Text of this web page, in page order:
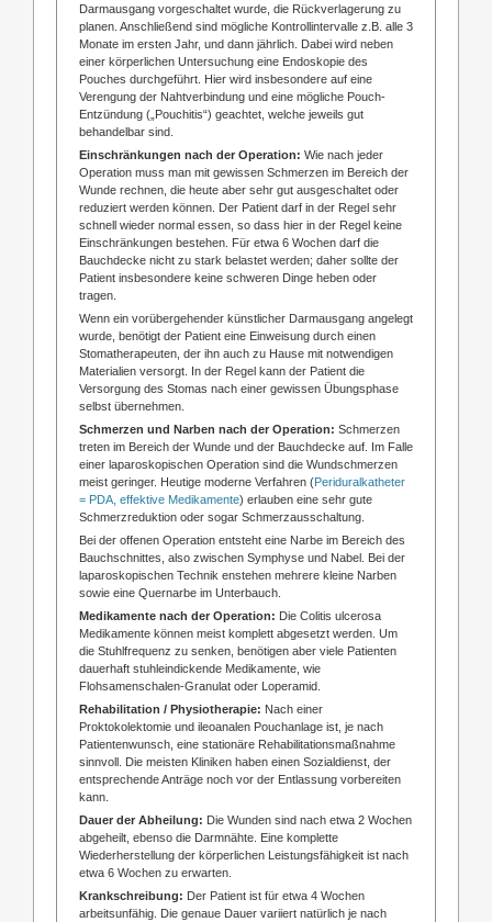
Darmausgang vorgeschaltet wurde, die Rückverlagerung zu
planen. Anschließend sind mögliche Kontrollintervalle z.B. alle 3
Monate im ersten Jahr, und dann jährlich. Dabei wird neben
einer körperlichen Untersuchung eine Endoskopie des
Pouches durchgeführt. Hier wird insbesondere auf eine
Verengung der Nahtverbindung und eine mögliche Pouch-
Entzündung („Pouchitis“) geachtet, welche jeweils gut
behandelbar sind.
Einschränkungen nach der Operation: Wie nach jeder
Operation muss man mit gewissen Schmerzen im Bereich der
Wunde rechnen, die heute aber sehr gut ausgeschaltet oder
reduziert werden können. Der Patient darf in der Regel sehr
schnell wieder normal essen, so dass hier in der Regel keine
Einschränkungen bestehen. Für etwa 6 Wochen darf die
Bauchdecke nicht zu stark belastet werden; daher sollte der
Patient insbesondere keine schweren Dinge heben oder
tragen.
Wenn ein vorübergehender künstlicher Darmausgang angelegt
wurde, benötigt der Patient eine Einweisung durch einen
Stomatherapeuten, der ihn auch zu Hause mit notwendigen
Materialien versorgt. In der Regel kann der Patient die
Versorgung des Stomas nach einer gewissen Übungsphase
selbst übernehmen.
Schmerzen und Narben nach der Operation: Schmerzen
treten im Bereich der Wunde und der Bauchdecke auf. Im Falle
einer laparoskopischen Operation sind die Wundschmerzen
meist geringer. Heutige moderne Verfahren (Periduralkatheter
= PDA, effektive Medikamente) erlauben eine sehr gute
Schmerzreduktion oder sogar Schmerzausschaltung.
Bei der offenen Operation entsteht eine Narbe im Bereich des
Bauchschnittes, also zwischen Symphyse und Nabel. Bei der
laparoskopischen Technik enstehen mehrere kleine Narben
sowie eine Quernarbe im Unterbauch.
Medikamente nach der Operation: Die Colitis ulcerosa
Medikamente können meist komplett abgesetzt werden. Um
die Stuhlfrequenz zu senken, benötigen aber viele Patienten
dauerhaft stuhleindickende Medikamente, wie
Flohsamenschalen-Granulat oder Loperamid.
Rehabilitation / Physiotherapie: Nach einer
Proktokolektomie und ileoanalen Pouchanlage ist, je nach
Patientenwunsch, eine stationäre Rehabilitationsmaßnahme
sinnvoll. Die meisten Kliniken haben einen Sozialdienst, der
entsprechende Anträge noch vor der Entlassung vorbereiten
kann.
Dauer der Abheilung: Die Wunden sind nach etwa 2 Wochen
abgeheilt, ebenso die Darmnähte. Eine komplette
Wiederherstellung der körperlichen Leistungsfähigkeit ist nach
etwa 6 Wochen zu erwarten.
Krankschreibung: Der Patient ist für etwa 4 Wochen
arbeitsunfähig. Die genaue Dauer variiert natürlich je nach